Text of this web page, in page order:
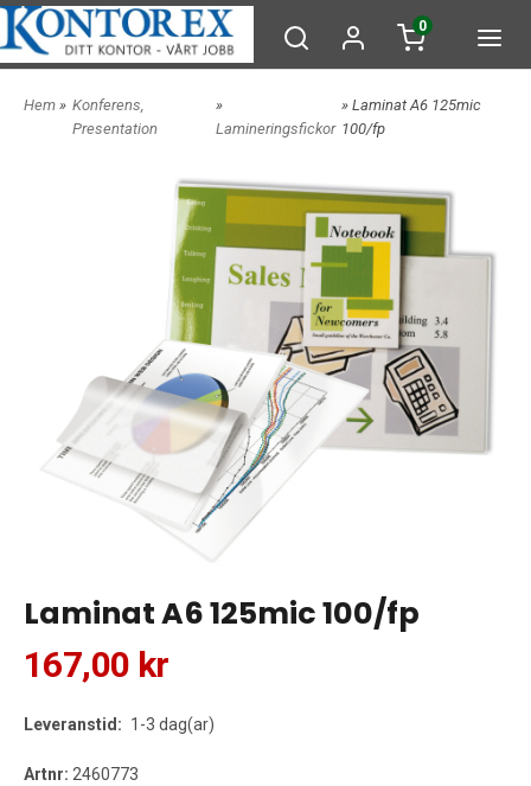
0
Hem » Konferens,
Presentation
»
Lamineringsfickor
» Laminat A6 125mic
100/fp
Laminat A6 125mic 100/fp
167,00 kr
Leveranstid: 1-3 dag(ar)
Artnr: 2460773